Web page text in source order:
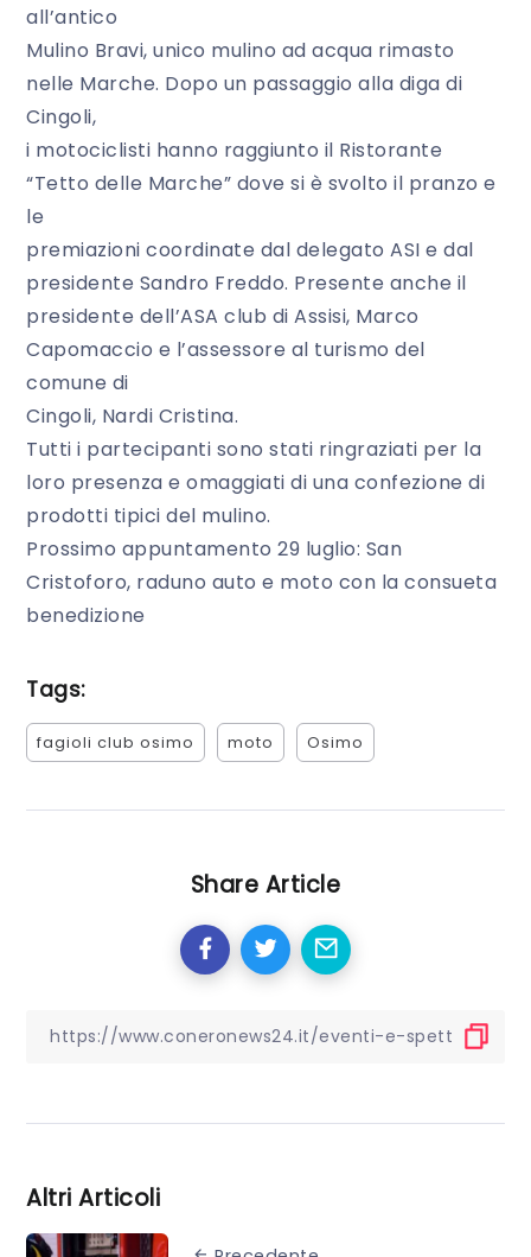
all’antico
Mulino Bravi, unico mulino ad acqua rimasto
nelle Marche. Dopo un passaggio alla diga di
Cingoli,
i motociclisti hanno raggiunto il Ristorante
“Tetto delle Marche” dove si è svolto il pranzo e
le
premiazioni coordinate dal delegato ASI e dal
presidente Sandro Freddo. Presente anche il
presidente dell’ASA club di Assisi, Marco
Capomaccio e l’assessore al turismo del
comune di
Cingoli, Nardi Cristina.
Tutti i partecipanti sono stati ringraziati per la
loro presenza e omaggiati di una confezione di
prodotti tipici del mulino.
Prossimo appuntamento 29 luglio: San
Cristoforo, raduno auto e moto con la consueta
benedizione
Tags:
fagioli club osimo moto Osimo
Share Article
Altri Articoli